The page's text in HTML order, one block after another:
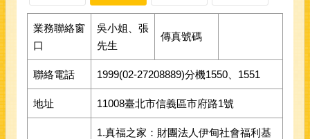
業務聯絡窗
口
吳小姐、張
先生
傳真號碼
聯絡電話 1999(02-27208889)分機1550、1551
地址 11008臺北市信義區市府路1號
1.真福之家：財團法人伊甸社會福利基